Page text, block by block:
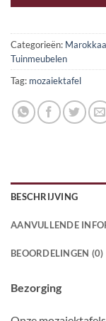
Categorieën:
Tuinmeubelen
Tag: mozaiektafel
BESCHRIJVING
AANVULLENDE
BEOORDELINGEN (0)
Bezorging